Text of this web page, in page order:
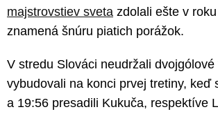
majstrovstiev sveta zdolali ešte v
znamená šnúru piatich porážok.
V stredu Slováci neudržali dvojgólové
vybudovali na konci prvej tretiny, keď
a 19:56 presadili Kukuča, respektíve